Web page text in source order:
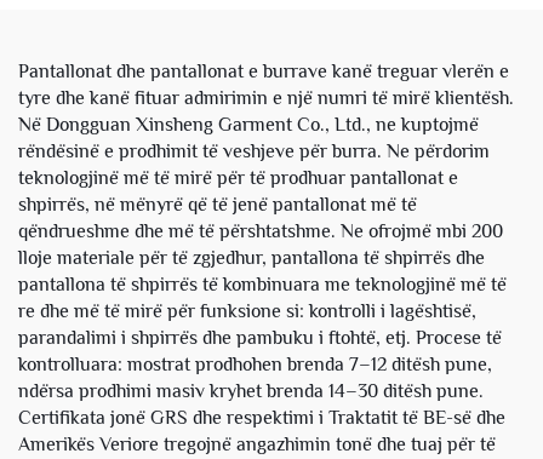
Pantallonat dhe pantallonat e burrave kanë treguar vlerën e
tyre dhe kanë fituar admirimin e një numri të mirë klientësh.
Në Dongguan Xinsheng Garment Co., Ltd., ne kuptojmë
rëndësinë e prodhimit të veshjeve për burra. Ne përdorim
teknologjinë më të mirë për të prodhuar pantallonat e
shpirrës, në mënyrë që të jenë pantallonat më të
qëndrueshme dhe më të përshtatshme. Ne ofrojmë mbi 200
lloje materiale për të zgjedhur, pantallona të shpirrës dhe
pantallona të shpirrës të kombinuara me teknologjinë më të
re dhe më të mirë për funksione si: kontrolli i lagështisë,
parandalimi i shpirrës dhe pambuku i ftohtë, etj. Procese të
kontrolluara: mostrat prodhohen brenda 7–12 ditësh pune,
ndërsa prodhimi masiv kryhet brenda 14–30 ditësh pune.
Certifikata jonë GRS dhe respektimi i Traktatit të BE-së dhe
Amerikës Veriore tregojnë angazhimin tonë dhe tuaj për të